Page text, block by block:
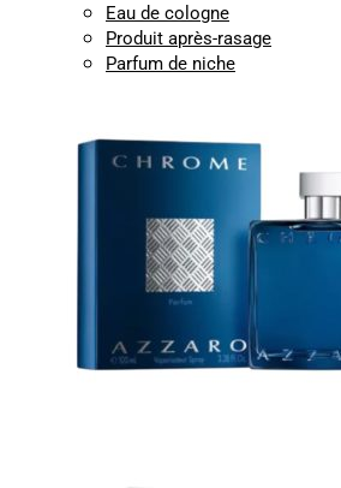
Eau de cologne
Produit après-rasage
Parfum de niche